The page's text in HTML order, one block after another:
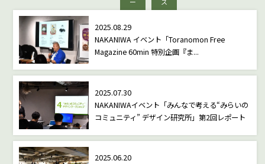
ー ス
2025.08.29
NAKANIWA イベント「Toranomon Free
Magazine 60min 特別企画『ま...
2025.07.30
NAKANIWAイベント「みんなで考える“みらいの
コミュニティ” デザイン研究所」第2回レポート
2025.06.20